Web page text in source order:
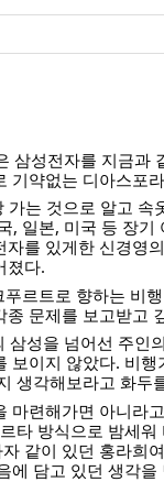
삼성전자를 지금과
기약없는 디아스포
가는 것으로 알고 속
, 일본, 미국 등 장기
를 있게한 신경영
졌다.
르트로 향하는 비
문제를 보고받고
성을 넘어선 주인
보이지 않았다. 비
생각해보라고 화두
마련해가면 아니라
타 방식으로 밤세
같이 있던 홍라희
에 담고 있던 생각을